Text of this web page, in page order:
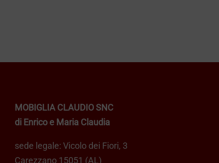
MOBIGLIA CLAUDIO SNC
di Enrico e Maria Claudia
sede legale: Vicolo dei Fiori, 3
Carezzano 15051 (AL)